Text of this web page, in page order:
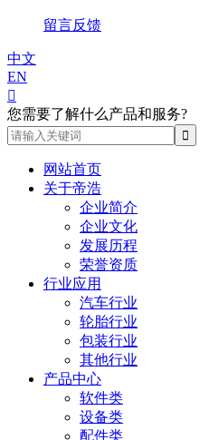
留言反馈
中文
EN

您需要了解什么产品和服务?
网站首页
关于帝浩
企业简介
企业文化
发展历程
荣誉资质
行业应用
汽车行业
轮胎行业
包装行业
其他行业
产品中心
软件类
设备类
配件类